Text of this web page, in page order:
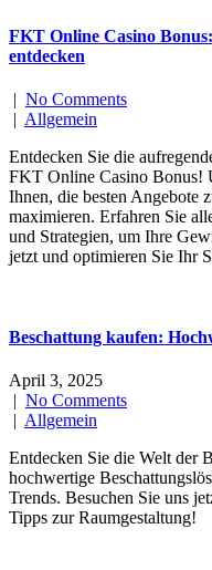
FKT Online Casino
entdecken
| No Comments
| Allgemein
Entdecken Sie die
FKT Online Casino Bonus!
Ihnen, die besten Angebote
maximieren. Erfahren Sie
und Strategien, um Ihre
jetzt und optimieren Sie Ihr
Beschattung kaufen:
April 3, 2025
No Comments
Allgemein
Entdecken Sie die Welt der
hochwertige
Trends. Besuchen Sie uns
Tipps zur Raumgestaltung!